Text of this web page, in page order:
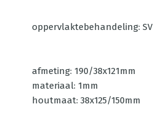
oppervlaktebehandeling: SV
afmeting: 190/38x121mm
materiaal: 1mm
houtmaat: 38x125/150mm